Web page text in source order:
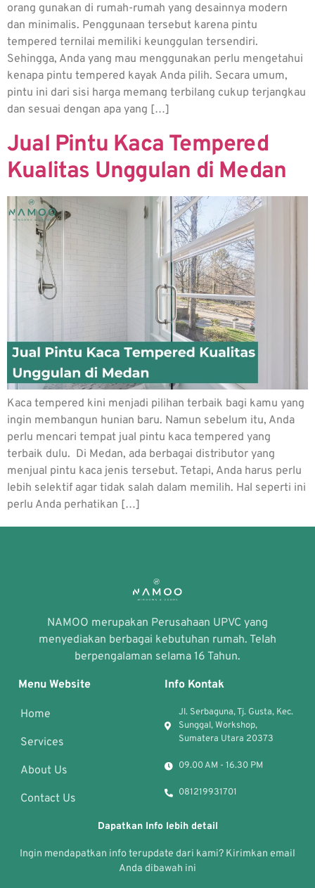
orang gunakan di rumah-rumah yang desainnya modern
dan minimalis. Penggunaan tersebut karena pintu
tempered ternilai memiliki keunggulan tersendiri.
Sehingga, Anda yang mau menggunakan perlu mengetahui
kenapa pintu tempered kayak Anda pilih. Secara umum,
pintu ini dari sisi harga memang terbilang cukup terjangkau
dan sesuai dengan apa yang […]
Jual Pintu Kaca Tempered
Kualitas Unggulan di Medan
Kaca tempered kini menjadi pilihan terbaik bagi kamu yang
ingin membangun hunian baru. Namun sebelum itu, Anda
perlu mencari tempat jual pintu kaca tempered yang
terbaik dulu. Di Medan, ada berbagai distributor yang
menjual pintu kaca jenis tersebut. Tetapi, Anda harus perlu
lebih selektif agar tidak salah dalam memilih. Hal seperti ini
perlu Anda perhatikan […]
NAMOO merupakan Perusahaan UPVC yang
menyediakan berbagai kebutuhan rumah. Telah
berpengalaman selama 16 Tahun.
Menu Website
Home
Services
About Us
Contact Us
Info Kontak
Jl. Serbaguna, Tj. Gusta, Kec.
Sunggal, Workshop,
Sumatera Utara 20373
09.00 AM - 16.30 PM
081219931701
Dapatkan Info lebih detail
Ingin mendapatkan info terupdate dari kami? Kirimkan email
Anda dibawah ini